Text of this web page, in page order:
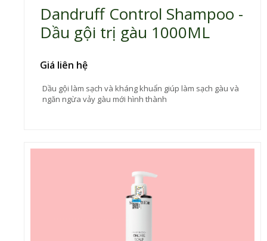
Dandruff Control Shampoo -
Dầu gội trị gàu 1000ML
Giá liên hệ
Dầu gội làm sạch và kháng khuẩn giúp làm sạch gàu và
ngăn ngừa vảy gàu mới hình thành